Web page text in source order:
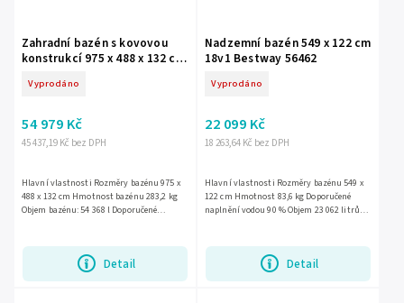
Zahradní bazén s kovovou
konstrukcí 975 x 488 x 132 cm
Vyprodáno
45 437,19 Kč bez DPH
54 979 Kč
Detail
Hlavní vlastnosti Rozměry bazénu 975 x
488 x 132 cm Hmotnost bazénu 283,2 kg
Objem bazénu: 54 368 l Doporučené
Nadzemní bazén 549 x 122 cm
18v1 Bestway 56462
Vyprodáno
18 263,64 Kč bez DPH
22 099 Kč
Detail
Hlavní vlastnosti Rozměry bazénu 549 x
122 cm Hmotnost 83,6 kg Doporučené
naplnění vodou 90 % Objem 23 062 litrů